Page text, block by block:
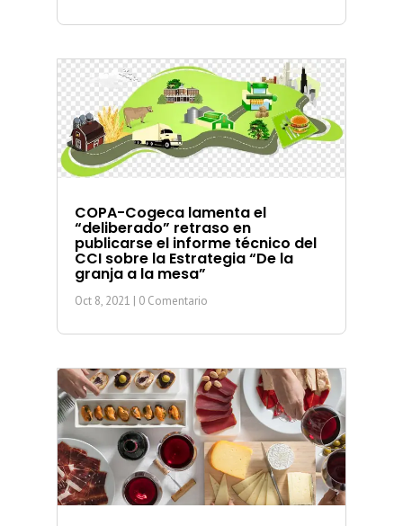
COPA-Cogeca lamenta el
“deliberado” retraso en
publicarse el informe técnico del
CCI sobre la Estrategia “De la
granja a la mesa”
Oct 8, 2021 | 0 Comentario